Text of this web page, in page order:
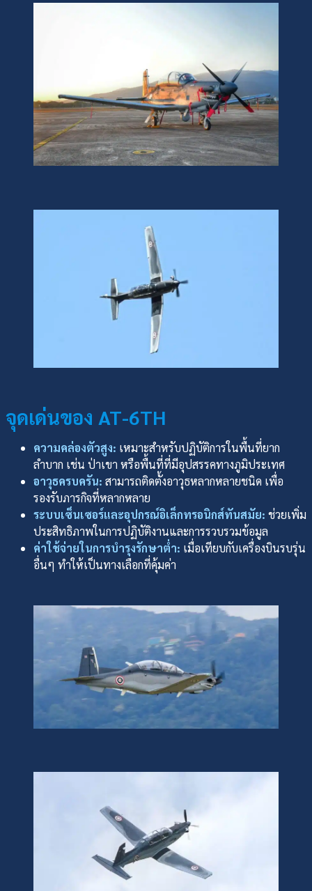
จุดเด่นของ AT-6TH
ความคล่องตัวสูง: เหมาะสำหรับปฏิบัติการในพื้นที่ยาก
ลำบาก เช่น ป่าเขา หรือพื้นที่ที่มีอุปสรรคทางภูมิประเทศ
อาวุธครบครัน: สามารถติดตั้งอาวุธหลากหลายชนิด เพื่อ
รองรับภารกิจที่หลากหลาย
ระบบเซ็นเซอร์และอุปกรณ์อิเล็กทรอนิกส์ทันสมัย: ช่วยเพิ่ม
ประสิทธิภาพในการปฏิบัติงานและการรวบรวมข้อมูล
ค่าใช้จ่ายในการบำรุงรักษาต่ำ: เมื่อเทียบกับเครื่องบินรบรุ่น
อื่นๆ ทำให้เป็นทางเลือกที่คุ้มค่า